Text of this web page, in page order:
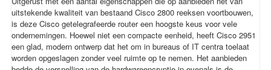
uitstekende kwaliteit van bestaand Cisco 2800 reeksen voortbouwen,
is deze Cisco getelegrafeerde router een hoogste keus voor vele
ondernemingen. Hoewel niet een compacte eenheid, heeft Cisco 2951
een glad, modern ontwerp dat het om in bureaus of IT centra toelaat
worden opgeslagen zonder veel ruimte op te nemen. Het aanbieden